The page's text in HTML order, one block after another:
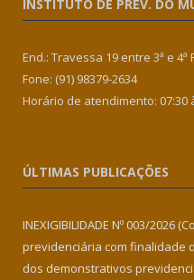
INSTITUTO DE PREV. DO
End.: Travessa 19 entre 3ª e 4ª
Fone: (91) 98379-2634
Horário de atendimento: 07:30
ÚLTIMAS PUBLICAÇÕES
INEXIGIBILIDADE Nº 003/2026
previdenciária com finalidade
dos demonstrativos